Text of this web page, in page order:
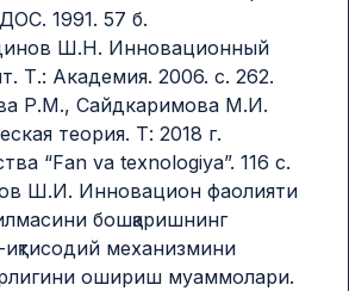
1991. 57 б.
Ш.Н. Инновационный
Т.: Академия. 2006. с. 262.
Р.М., Сaйдкаримова М.И.
теория. Т: 2018 г.
“Fan va texnologiya”. 116 с.
Ш.И. Инновацион фаолияти
бошқаришнинг
механизмини
ошириш муаммолари.